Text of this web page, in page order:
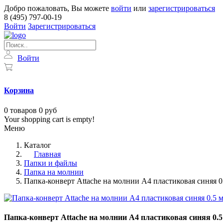
Добро пожаловать, Вы можете войти или зарегистрироваться
8 (495) 797-00-19
Войти Зарегистрироваться
Войти
Корзина
0 товаров 0 руб
Your shopping cart is empty!
Меню
Каталог
Главная
Папки и файлы
Папка на молнии
Папка-конверт Attache на молнии А4 пластиковая синяя
Папка-конверт Attache на молнии А4 пластиковая синяя